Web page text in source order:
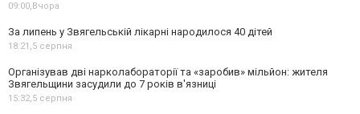
09:00, Вчора
За липень у Звягельській лікарні народилося 40 дітей
18:21,5 серпня
Організував дві нарколабораторії та «заробив» мільйон: жителя
Звягельщини засудили до 7 років в'язниці
15:32,5 серпня